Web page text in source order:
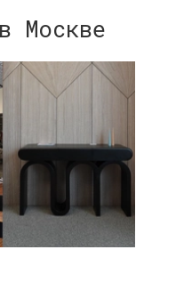
Москве